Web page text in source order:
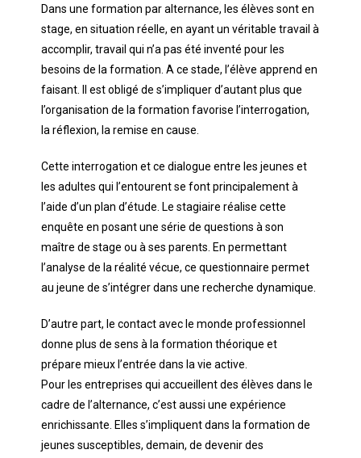
Dans une formation par alternance, les élèves sont en
stage, en situation réelle, en ayant un véritable travail à
accomplir, travail qui n’a pas été inventé pour les
besoins de la formation. A ce stade, l’élève apprend en
faisant. Il est obligé de s’impliquer d’autant plus que
l’organisation de la formation favorise l’interrogation,
la réflexion, la remise en cause.
Cette interrogation et ce dialogue entre les jeunes et
les adultes qui l’entourent se font principalement à
l’aide d’un plan d’étude. Le stagiaire réalise cette
enquête en posant une série de questions à son
maître de stage ou à ses parents. En permettant
l’analyse de la réalité vécue, ce questionnaire permet
au jeune de s’intégrer dans une recherche dynamique.
D’autre part, le contact avec le monde professionnel
donne plus de sens à la formation théorique et
prépare mieux l’entrée dans la vie active.
Pour les entreprises qui accueillent des élèves dans le
cadre de l’alternance, c’est aussi une expérience
enrichissante. Elles s’impliquent dans la formation de
jeunes susceptibles, demain, de devenir des